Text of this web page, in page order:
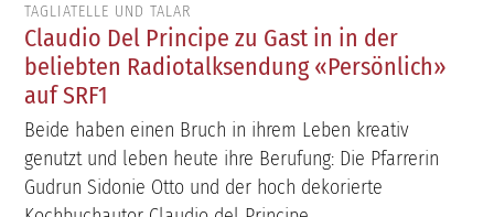
TAGLIATELLE UND TALAR
Claudio Del Principe zu Gast in in der
beliebten Radiotalksendung «Persönlich»
auf SRF1
Beide haben einen Bruch in ihrem Leben kreativ
genutzt und leben heute ihre Berufung: Die Pfarrerin
Gudrun Sidonie Otto und der hoch dekorierte